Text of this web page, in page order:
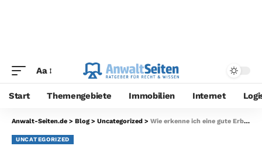
Aa
Start Themengebiete Immobilien Internet
Anwalt-Seiten.de > Blog > Uncategorized > Wie erkenne ich eine gute Erbrechts-Kanzlei?
UNCATEGORIZED